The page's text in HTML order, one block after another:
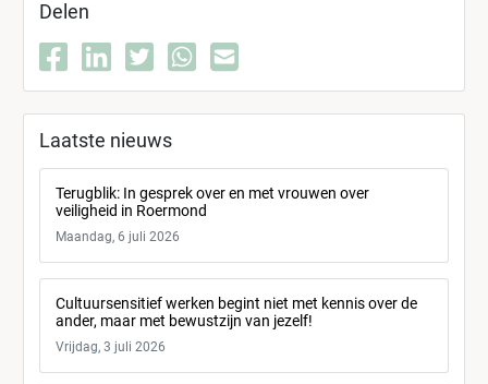
Delen
Laatste nieuws
Terugblik: In gesprek over en met vrouwen over
veiligheid in Roermond
Maandag, 6 juli 2026
Cultuursensitief werken begint niet met kennis over de
ander, maar met bewustzijn van jezelf!
Vrijdag, 3 juli 2026